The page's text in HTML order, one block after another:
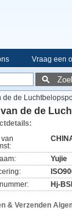
Vraag een
de
de de
van
Yujie
Hj-
& Verzenden